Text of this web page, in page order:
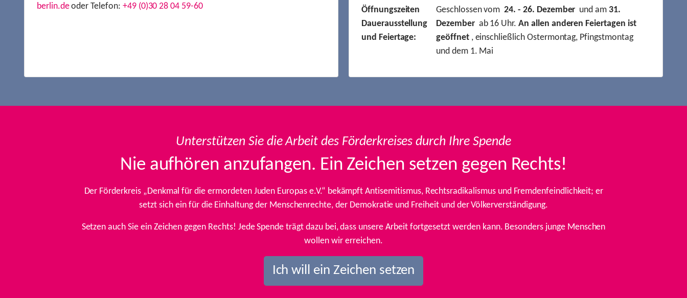
berlin.deoder Telefon: +49 (0)30 28 04 59-60
Öffnungszeiten
Dauerausstellung
und Feiertage:
Geschlossen vom24. - 26. Dezember und am31.
Dezemberab 16 Uhr.An allen anderen Feiertagen ist
geöffnet, einschließlich Ostermontag, Pfingstmontag
und dem 1. Mai
Unterstützen Sie die Arbeit des Förderkreises durch Ihre Spende
Nie aufhören anzufangen. Ein Zeichen setzen gegen Rechts!
Der Förderkreis „Denkmal für die ermordeten Juden Europas e.V.“ bekämpft Antisemitismus, Rechtsradikalismus und Fremdenfeindlichkeit; er
setzt sich ein für die Einhaltung der Menschenrechte, der Demokratie und Freiheit und der Völkerverständigung.
Setzen auch Sie ein Zeichen gegen Rechts! Jede Spende trägt dazu bei, dass unsere Arbeit fortgesetzt werden kann. Besonders junge Menschen
wollen wir erreichen.
Ich will ein Zeichen setzen